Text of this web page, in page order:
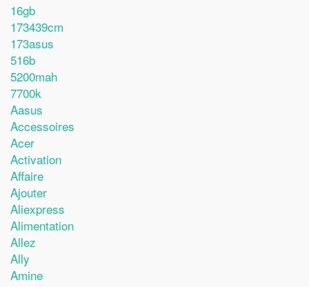
16gb
173439cm
173asus
516b
5200mah
7700k
Aasus
Accessoires
Acer
Activation
Affaire
Ajouter
Aliexpress
Alimentation
Allez
Ally
Amine